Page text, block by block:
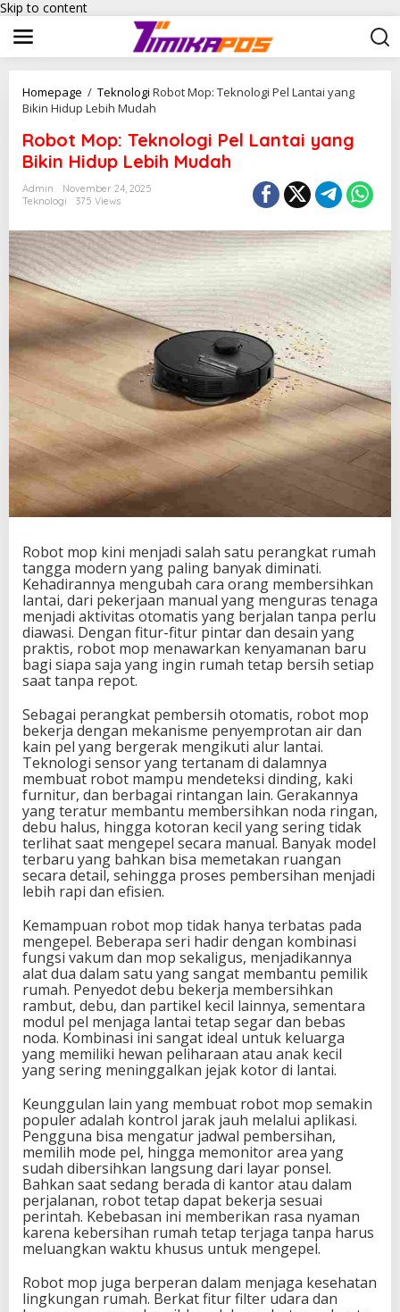
Skip to content
Homepage / Teknologi Robot Mop: Teknologi Pel Lantai yang
Bikin Hidup Lebih Mudah
Robot Mop: Teknologi Pel Lantai yang
Bikin Hidup Lebih Mudah
Admin
November 24, 2025
Teknologi
375 Views
Robot mop kini menjadi salah satu perangkat rumah
tangga modern yang paling banyak diminati.
Kehadirannya mengubah cara orang membersihkan
lantai, dari pekerjaan manual yang menguras tenaga
menjadi aktivitas otomatis yang berjalan tanpa perlu
diawasi. Dengan fitur-fitur pintar dan desain yang
praktis, robot mop menawarkan kenyamanan baru
bagi siapa saja yang ingin rumah tetap bersih setiap
saat tanpa repot.
Sebagai perangkat pembersih otomatis, robot mop
bekerja dengan mekanisme penyemprotan air dan
kain pel yang bergerak mengikuti alur lantai.
Teknologi sensor yang tertanam di dalamnya
membuat robot mampu mendeteksi dinding, kaki
furnitur, dan berbagai rintangan lain. Gerakannya
yang teratur membantu membersihkan noda ringan,
debu halus, hingga kotoran kecil yang sering tidak
terlihat saat mengepel secara manual. Banyak model
terbaru yang bahkan bisa memetakan ruangan
secara detail, sehingga proses pembersihan menjadi
lebih rapi dan efisien.
Kemampuan robot mop tidak hanya terbatas pada
mengepel. Beberapa seri hadir dengan kombinasi
fungsi vakum dan mop sekaligus, menjadikannya
alat dua dalam satu yang sangat membantu pemilik
rumah. Penyedot debu bekerja membersihkan
rambut, debu, dan partikel kecil lainnya, sementara
modul pel menjaga lantai tetap segar dan bebas
noda. Kombinasi ini sangat ideal untuk keluarga
yang memiliki hewan peliharaan atau anak kecil
yang sering meninggalkan jejak kotor di lantai.
Keunggulan lain yang membuat robot mop semakin
populer adalah kontrol jarak jauh melalui aplikasi.
Pengguna bisa mengatur jadwal pembersihan,
memilih mode pel, hingga memonitor area yang
sudah dibersihkan langsung dari layar ponsel.
Bahkan saat sedang berada di kantor atau dalam
perjalanan, robot tetap dapat bekerja sesuai
perintah. Kebebasan ini memberikan rasa nyaman
karena kebersihan rumah tetap terjaga tanpa harus
meluangkan waktu khusus untuk mengepel.
Robot mop juga berperan dalam menjaga kesehatan
lingkungan rumah. Berkat fitur filter udara dan